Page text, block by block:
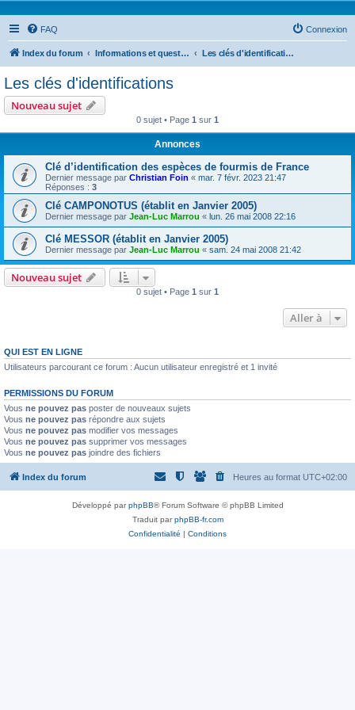
FAQ Connexion
Index du forum Informations et questions taxonomiques Les clés d'identifications
Les clés d'identifications
Nouveau sujet
0 sujet • Page 1 sur 1
Annonces
Clé d’identification des espèces de fourmis de France
Dernier message par Christian Foin « mar. 7 févr. 2023 21:47
Réponses : 3
Clé CAMPONOTUS (établit en Janvier 2005)
Dernier message par Jean-Luc Marrou « lun. 26 mai 2008 22:16
Clé MESSOR (établit en Janvier 2005)
Dernier message par Jean-Luc Marrou « sam. 24 mai 2008 21:42
Nouveau sujet
0 sujet • Page 1 sur 1
Aller à
QUI EST EN LIGNE
Utilisateurs parcourant ce forum : Aucun utilisateur enregistré et 1 invité
PERMISSIONS DU FORUM
Vous ne pouvez pas poster de nouveaux sujets
Vous ne pouvez pas répondre aux sujets
Vous ne pouvez pas modifier vos messages
Vous ne pouvez pas supprimer vos messages
Vous ne pouvez pas joindre des fichiers
Index du forum Heures au format UTC+02:00
Développé parphpBB® Forum Software © phpBB Limited
Traduit parphpBB-fr.com
Confidentialité | Conditions